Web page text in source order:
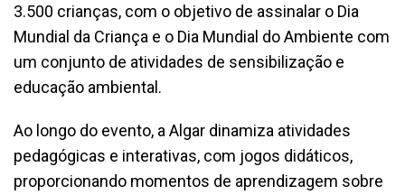
3.500 crianças, com o objetivo de assinalar o Dia
Mundial da Criança e o Dia Mundial do Ambiente com
um conjunto de atividades de sensibilização e
educação ambiental.
Ao longo do evento, a Algar dinamiza atividades
pedagógicas e interativas, com jogos didáticos,
proporcionando momentos de aprendizagem sobre